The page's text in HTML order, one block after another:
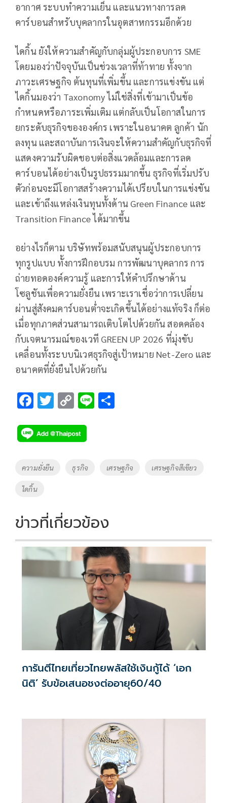
อากาศ ระบบทำความเย็น และแนวทางการลด
คาร์บอนสำหรับบุคลากรในอุตสาหกรรมอีกด้วย
ไดกิ้น ยังให้ความสำคัญกับกลุ่มผู้ประกอบการ SME
โดยมองว่าปัจจุบันเป็นช่วงเวลาที่ท้าทาย ทั้งจาก
ภาวะเศรษฐกิจ ต้นทุนที่เพิ่มขึ้น และการแข่งขัน แต่
ไดกิ้นมองว่า Taxonomy ไม่ใช่สิ่งที่เข้ามาเป็นข้อ
กำหนดหรือภาระเพิ่มเติม แต่กลับเป็นโอกาสในการ
ยกระดับธุรกิจขององค์กร เพราะในอนาคต ลูกค้า นัก
ลงทุน และสถาบันการเงินจะให้ความสำคัญกับธุรกิจที่
แสดงความรับผิดชอบต่อสิ่งแวดล้อมและการลด
คาร์บอนได้อย่างเป็นรูปธรรมมากขึ้น ธุรกิจที่เริ่มปรับ
ตัวก่อนจะมีโอกาสสร้างความได้เปรียบในการแข่งขัน
และเข้าถึงแหล่งเงินทุนทั้งด้าน Green Finance และ
Transition Finance ได้มากขึ้น
อย่างไรก็ตาม บริษัทพร้อมสนับสนุนผู้ประกอบการ
ทุกรูปแบบ ทั้งการฝึกอบรม การพัฒนาบุคลากร การ
ถ่ายทอดองค์ความรู้ และการให้คำปรึกษาด้าน
โซลูชันเพื่อความยั่งยืน เพราะเราเชื่อว่าการเปลี่ยน
ผ่านสู่สังคมคาร์บอนต่ำจะเกิดขึ้นได้อย่างแท้จริง ก็ต่อ
เมื่อทุกภาคส่วนสามารถเติบโตไปด้วยกัน สอดคล้อง
กับเจตนารมณ์ของเวที GREEN UP 2026 ที่มุ่งขับ
เคลื่อนทั้งระบบนิเวศธุรกิจสู่เป้าหมาย Net-Zero และ
อนาคตที่ยั่งยืนไปด้วยกัน
F
e
b
o
o
k
T
tt
er
C
p
y
Li
Li
Tags
ความยั่งยืน ธุรกิจ เศรษฐกิจ เศรษฐกิจสีเขียว
ไดกิ้น
ข่าวที่เกี่ยวข้อง
การันตีไทยเที่ยวไทยพลัสใช้เงินกู้ได้ ‘เอก
นิติ’ รับข้อเสนอชงต่ออายุ60/40